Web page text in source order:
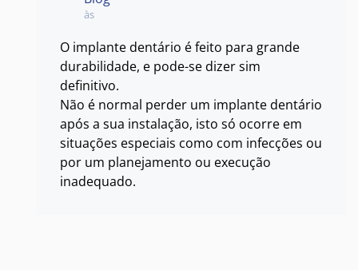
às
O implante dentário é feito para grande
durabilidade, e pode-se dizer sim
definitivo.
Não é normal perder um implante dentário
após a sua instalação, isto só ocorre em
situações especiais como com infecções ou
por um planejamento ou execução
inadequado.